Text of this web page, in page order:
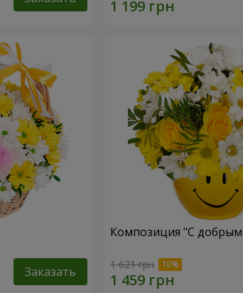
Заказать
Композиция "С
1 621 грн